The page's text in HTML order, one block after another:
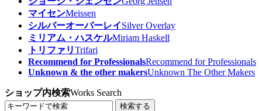
マイセンMeissen
シルバーオーバーレイSilver Overlay
ミリアム・ハスケルMiriam Haskell
トリファリTrifari
Recommend for ProfessionalsRecommend for Professionals
Unknown & the other makersUnknown The Other Makers
ショップ内検索Works Search
検索する